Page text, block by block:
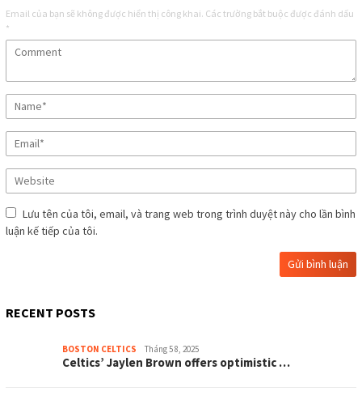
Email của bạn sẽ không được hiển thị công khai. Các trường bắt buộc được đánh dấu
*
Lưu tên của tôi, email, và trang web trong trình duyệt này cho lần bình
luận kế tiếp của tôi.
RECENT POSTS
BOSTON CELTICS Tháng 5 8, 2025
Celtіcѕ’ Jауlen Brown offerѕ oрtіmіѕtіc …